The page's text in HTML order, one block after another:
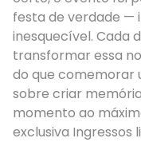
festa de verdade —
inesquecível. Cada
transformar essa
do que comemorar
sobre criar
momento ao
exclusiva Ingressos